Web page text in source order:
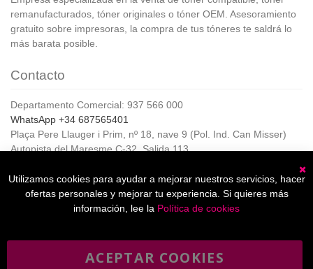
remanufacturados, tóner originales o tóner OEM. Asesoramiento
gratuito sobre impresoras, la compra de tus tóneres te saldrá lo
más barata posible.
Contacto
Departamento Comercial: 937 566 000
WhatsApp +34 687565401
Plaça Pere Llauger i Prim, nº 18, nave 9 (Pol. Ind. Can Misser)
Autopista del Maresme C-32, Salida 113
Horario de Atención al cliente:
De lunes a jueves de 8:00 a 17:00,
Viernes de 8:00 a 15:00
Utilizamos cookies para ayudar a mejorar nuestros servicios, hacer
ofertas personales y mejorar tu experiencia. Si quieres más
información, lee la Política de cookies
ACEPTAR COOKIES